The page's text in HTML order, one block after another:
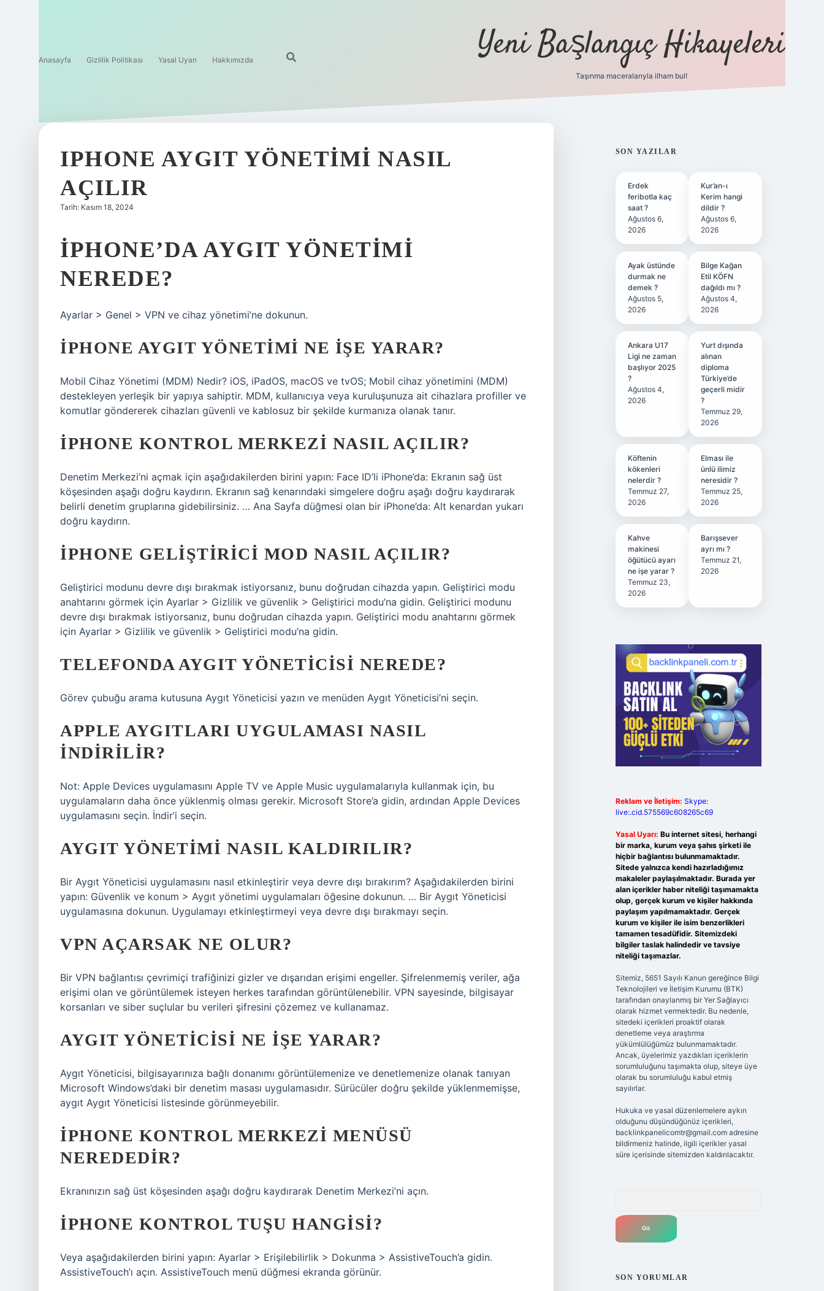
Anasayfa Gizlilik Politikası Yasal Uyarı Hakkımızda Yeni Başlangıç Hikayeleri
Taşınma maceralarıyla ilham bul!
IPHONE AYGIT YÖNETIMI NASIL
AÇILIR
Tarih: Kasım 18, 2024
IPHONE’DA AYGIT YÖNETIMI
NEREDE?
Ayarlar > Genel > VPN ve cihaz yönetimi’ne dokunun.
IPHONE AYGIT YÖNETIMI NE IŞE YARAR?
Mobil Cihaz Yönetimi (MDM) Nedir? iOS, iPadOS, macOS ve tvOS; Mobil cihaz yönetimini (MDM)
destekleyen yerleşik bir yapıya sahiptir. MDM, kullanıcıya veya kuruluşunuza ait cihazlara profiller ve
komutlar göndererek cihazları güvenli ve kablosuz bir şekilde kurmanıza olanak tanır.
IPHONE KONTROL MERKEZI NASIL AÇILIR?
Denetim Merkezi’ni açmak için aşağıdakilerden birini yapın: Face ID’li iPhone’da: Ekranın sağ üst
köşesinden aşağı doğru kaydırın. Ekranın sağ kenarındaki simgelere doğru aşağı doğru kaydırarak
belirli denetim gruplarına gidebilirsiniz. … Ana Sayfa düğmesi olan bir iPhone’da: Alt kenardan yukarı
doğru kaydırın.
IPHONE GELIŞTIRICI MOD NASIL AÇILIR?
Geliştirici modunu devre dışı bırakmak istiyorsanız, bunu doğrudan cihazda yapın. Geliştirici modu
anahtarını görmek için Ayarlar > Gizlilik ve güvenlik > Geliştirici modu’na gidin. Geliştirici modunu
devre dışı bırakmak istiyorsanız, bunu doğrudan cihazda yapın. Geliştirici modu anahtarını görmek
için Ayarlar > Gizlilik ve güvenlik > Geliştirici modu’na gidin.
TELEFONDA AYGIT YÖNETICISI NEREDE?
Görev çubuğu arama kutusuna Aygıt Yöneticisi yazın ve menüden Aygıt Yöneticisi’ni seçin.
APPLE AYGITLARI UYGULAMASI NASIL
INDIRILIR?
Not: Apple Devices uygulamasını Apple TV ve Apple Music uygulamalarıyla kullanmak için, bu
uygulamaların daha önce yüklenmiş olması gerekir. Microsoft Store’a gidin, ardından Apple Devices
uygulamasını seçin. İndir’i seçin.
AYGIT YÖNETIMI NASIL KALDIRILIR?
Bir Aygıt Yöneticisi uygulamasını nasıl etkinleştirir veya devre dışı bırakırım? Aşağıdakilerden birini
yapın: Güvenlik ve konum > Aygıt yönetimi uygulamaları öğesine dokunun. … Bir Aygıt Yöneticisi
uygulamasına dokunun. Uygulamayı etkinleştirmeyi veya devre dışı bırakmayı seçin.
VPN AÇARSAK NE OLUR?
Bir VPN bağlantısı çevrimiçi trafiğinizi gizler ve dışarıdan erişimi engeller. Şifrelenmemiş veriler, ağa
erişimi olan ve görüntülemek isteyen herkes tarafından görüntülenebilir. VPN sayesinde, bilgisayar
korsanları ve siber suçlular bu verileri şifresini çözemez ve kullanamaz.
AYGIT YÖNETICISI NE IŞE YARAR?
Aygıt Yöneticisi, bilgisayarınıza bağlı donanımı görüntülemenize ve denetlemenize olanak tanıyan
Microsoft Windows’daki bir denetim masası uygulamasıdır. Sürücüler doğru şekilde yüklenmemişse,
aygıt Aygıt Yöneticisi listesinde görünmeyebilir.
IPHONE KONTROL MERKEZI MENÜSÜ
NEREDEDIR?
Ekranınızın sağ üst köşesinden aşağı doğru kaydırarak Denetim Merkezi’ni açın.
IPHONE KONTROL TUŞU HANGISI?
Veya aşağıdakilerden birini yapın: Ayarlar > Erişilebilirlik > Dokunma > AssistiveTouch’a gidin.
AssistiveTouch’ı açın. AssistiveTouch menü düğmesi ekranda görünür.
SIDEBAR
SON YAZILAR
Erdek
feribotla kaç
saat ?
Ağustos 6,
2026
Kur’an-ı
Kerim hangi
dildir ?
Ağustos 6,
2026
Ayak üstünde
durmak ne
demek ?
Ağustos 5,
2026
Bilge Kağan
Etil KÖFN
dağıldı mı ?
Ağustos 4,
2026
Ankara U17
Ligi ne zaman
başlıyor 2025
?
Ağustos 4,
2026
Yurt dışında
alınan
diploma
Türkiye’de
geçerli midir
?
Temmuz 29,
2026
Köftenin
kökenleri
nelerdir ?
Temmuz 27,
2026
Elması ile
ünlü ilimiz
neresidir ?
Temmuz 25,
2026
Kahve
makinesi
öğütücü ayarı
ne işe yarar ?
Temmuz 23,
2026
Barışsever
ayrı mı ?
Temmuz 21,
2026
Reklam ve İletişim: Skype:
live:.cid.575569c608265c69
Yasal Uyarı: Bu internet sitesi, herhangi
bir marka, kurum veya şahıs şirketi ile
hiçbir bağlantısı bulunmamaktadır.
Sitede yalnızca kendi hazırladığımız
makaleler paylaşılmaktadır. Burada yer
alan içerikler haber niteliği taşımamakta
olup, gerçek kurum ve kişiler hakkında
paylaşım yapılmamaktadır. Gerçek
kurum ve kişiler ile isim benzerlikleri
tamamen tesadüfidir. Sitemizdeki
bilgiler taslak halindedir ve tavsiye
niteliği taşımazlar.
Sitemiz, 5651 Sayılı Kanun gereğince Bilgi
Teknolojileri ve İletişim Kurumu (BTK)
tarafından onaylanmış bir Yer Sağlayıcı
olarak hizmet vermektedir. Bu nedenle,
sitedeki içerikleri proaktif olarak
denetleme veya araştırma
yükümlülüğümüz bulunmamaktadır.
Ancak, üyelerimiz yazdıkları içeriklerin
sorumluluğunu taşımakta olup, siteye üye
olarak bu sorumluluğu kabul etmiş
sayılırlar.
Hukuka ve yasal düzenlemelere aykırı
olduğunu düşündüğünüz içerikleri,
backlinkpanelicomtr@gmail.comadresine
bildirmeniz halinde, ilgili içerikler yasal
süre içerisinde sitemizden kaldırılacaktır.
SON YORUMLAR